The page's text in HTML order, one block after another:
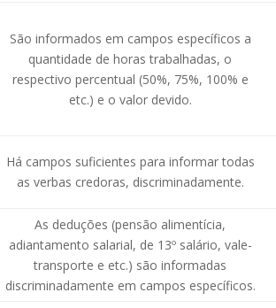
São informados em campos específicos a
quantidade de horas trabalhadas, o
respectivo percentual (50%, 75%, 100% e
etc.) e o valor devido.
Há campos suficientes para informar todas
as verbas credoras, discriminadamente.
As deduções (pensão alimentícia,
adiantamento salarial, de 13º salário, vale-
transporte e etc.) são informadas
discriminadamente em campos específicos.